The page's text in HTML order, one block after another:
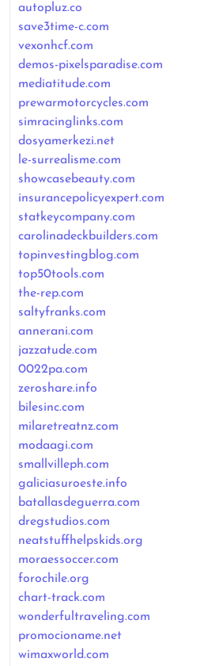
autopluz.co
save3time-c.com
vexonhcf.com
demos-pixelsparadise.com
mediatitude.com
prewarmotorcycles.com
simracinglinks.com
dosyamerkezi.net
le-surrealisme.com
showcasebeauty.com
insurancepolicyexpert.com
statkeycompany.com
carolinadeckbuilders.com
topinvestingblog.com
top50tools.com
the-rep.com
saltyfranks.com
annerani.com
jazzatude.com
0022pa.com
zeroshare.info
bilesinc.com
milaretreatnz.com
modaagi.com
smallvilleph.com
galiciasuroeste.info
batallasdeguerra.com
dregstudios.com
neatstuffhelpskids.org
moraessoccer.com
forochile.org
chart-track.com
wonderfultraveling.com
promocioname.net
wimaxworld.com